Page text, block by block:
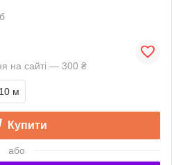
на сайті — 300 ₴
м
Купити
або